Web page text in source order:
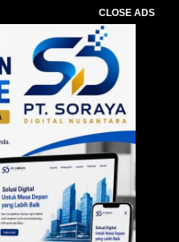
CLOSE ADS